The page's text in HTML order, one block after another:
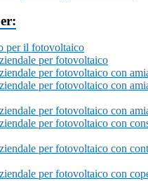
per il fotovoltaico
per fotovoltaico
per fotovoltaico con
per fotovoltaico con
per fotovoltaico con
per fotovoltaico con
per fotovoltaico con
per fotovoltaico con